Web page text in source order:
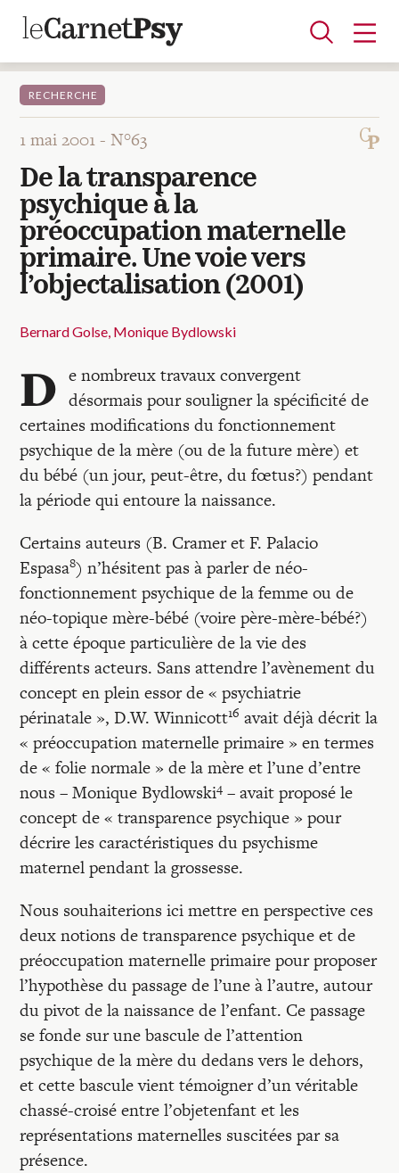
Articles
A la une
Adolescence
Dispositif
Enfance
Périnatalité
Psychanalyse
Psychopathologie
Soin
Dossiers
Auteurs
Blocs-notes
Recherches
Entretiens
Colloque
Mon panier
Mon compte
RECHERCHE
1 mai 2001 -N°63
De la transparence
psychique à la
préoccupation maternelle
primaire. Une voie vers
l’objectalisation (2001)
Bernard Golse Monique Bydlowski
D e nombreux travaux convergent
désormais pour souligner la spécificité de
certaines modifications du fonctionnement
psychique de la mère (ou de la future mère) et
du bébé (un jour, peut-être, du fœtus?) pendant
la période qui entoure la naissance.
Certains auteurs (B. Cramer et F. Palacio
Espasa8) n’hésitent pas à parler de néo-
fonctionnement psychique de la femme ou de
néo-topique mère-bébé (voire père-mère-bébé?)
à cette époque particulière de la vie des
différents acteurs. Sans attendre l’avènement du
concept en plein essor de « psychiatrie
périnatale », D.W. Winnicott16 avait déjà décrit la
« préoccupation maternelle primaire » en termes
de « folie normale » de la mère et l’une d’entre
nous – Monique Bydlowski4 – avait proposé le
concept de « transparence psychique » pour
décrire les caractéristiques du psychisme
maternel pendant la grossesse.
Nous souhaiterions ici mettre en perspective ces
deux notions de transparence psychique et de
préoccupation maternelle primaire pour proposer
l’hypothèse du passage de l’une à l’autre, autour
du pivot de la naissance de l’enfant. Ce passage
se fonde sur une bascule de l’attention
psychique de la mère du dedans vers le dehors,
et cette bascule vient témoigner d’un véritable
chassé-croisé entre l’objetenfant et les
représentations maternelles suscitées par sa
présence.